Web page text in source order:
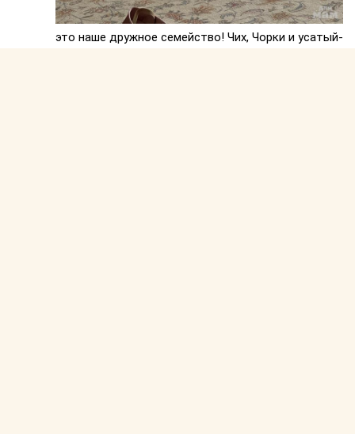
это наше дружное семейство! Чих, Чорки и усатый-